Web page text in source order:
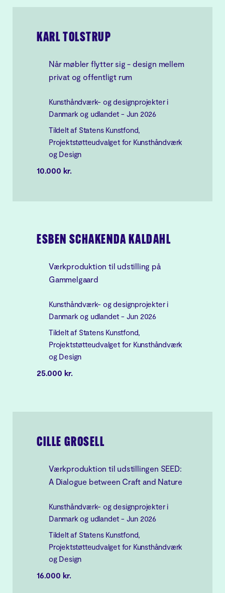
KARL TOLSTRUP
Når møbler flytter sig - design mellem
privat og offentligt rum
Kunsthåndværk- og designprojekter i
Danmark og udlandet - Jun 2026
Tildelt af Statens Kunstfond,
Projektstøtteudvalget for Kunsthåndværk
og Design
10.000 kr.
ESBEN SCHAKENDA KALDAHL
Værkproduktion til udstilling på
Gammelgaard
Kunsthåndværk- og designprojekter i
Danmark og udlandet - Jun 2026
Tildelt af Statens Kunstfond,
Projektstøtteudvalget for Kunsthåndværk
og Design
25.000 kr.
CILLE GROSELL
Værkproduktion til udstillingen SEED:
A Dialogue between Craft and Nature
Kunsthåndværk- og designprojekter i
Danmark og udlandet - Jun 2026
Tildelt af Statens Kunstfond,
Projektstøtteudvalget for Kunsthåndværk
og Design
16.000 kr.